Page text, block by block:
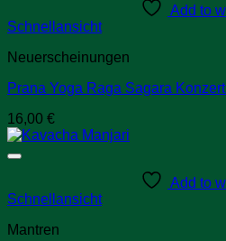
Add to
Schnellansicht
Neuerscheinungen
Prana Yoga Raga Sagara
16,00 €
Add to
Schnellansicht
Mantren